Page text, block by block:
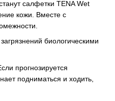
салфетки TENA Wet
кожи. Вместе с
биологическими
прогнозируется
подниматься и ходить,